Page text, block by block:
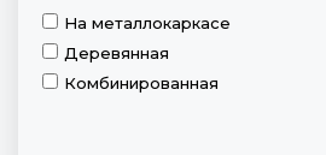
На металлокаркасе
Деревянная
Комбинированная